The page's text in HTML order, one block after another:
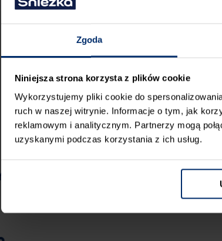
Zgoda
Niniejsza strona korzysta z plików cookie
Wykorzystujemy pliki cookie do
ruch w naszej witrynie. Informacje o tym, jak
reklamowym i analitycznym. Partnerzy mogą
uzyskanymi podczas korzystania z ich usług.
W SKLEPIE POLECAMY: